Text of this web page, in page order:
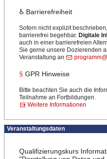
♿ Barrierefreiheit
Sofern nicht explizit
barrierefrei begehbar. Digitale
auch in einer barrierefreien
Sie gerne unsere Dozierenden
Veranstaltung an
§ GPR Hinweise
Bitte beachten Sie auch die
Teilnahme an Fortbildungen.
Weitere Informationen
Veranstaltungsdaten
Qualifizierungskurs